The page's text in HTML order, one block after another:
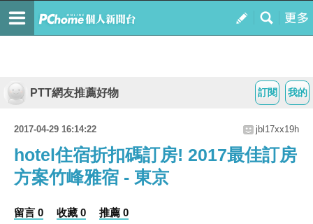
我的
訂閱
PTT網友推薦好物
2017-04-29 16:14:22 jbl17xx19h
hotel住宿折扣碼訂房! 2017最佳訂房
方案竹峰雅宿 - 東京
留言 0 收藏 0 推薦 0